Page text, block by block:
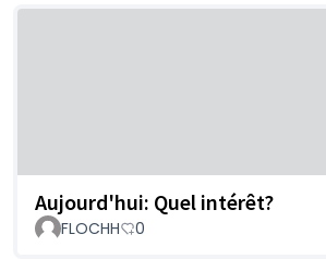
Aujourd'hui: Quel intérêt?
FLOCHH 0